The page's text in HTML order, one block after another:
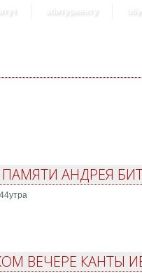
абитуриенту
АНДРЕЯ
ВЕЧЕРЕ КАНТЫ